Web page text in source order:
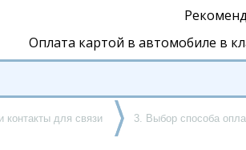
Оплата картой в автомобиле в
для связи 3. Выбор способа